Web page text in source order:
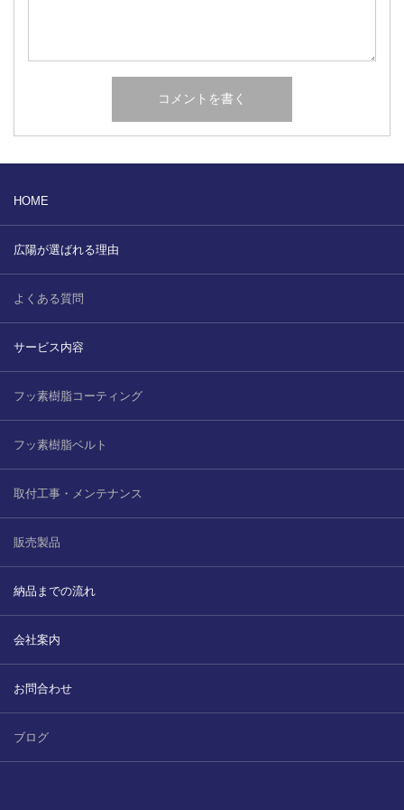
HOME
広陽が選ばれる理由
よくある質問
サービス内容
フッ素樹脂コーティング
フッ素樹脂ベルト
取付工事・メンテナンス
販売製品
納品までの流れ
会社案内
お問合わせ
ブログ